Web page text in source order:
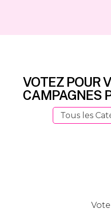
VOTEZ POUR
CAMPAGNES